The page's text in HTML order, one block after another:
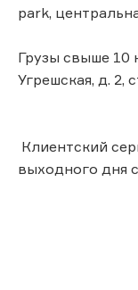
park,
Грузы свыше 10
Угрешcкая, д. 2,
Клиентский
выходного дня